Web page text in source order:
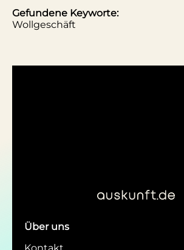
Gefundene Keyworte:
Wollgeschäft
Über uns